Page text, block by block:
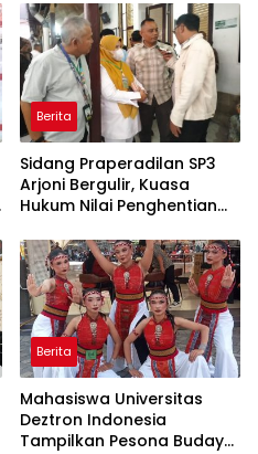
Berita
Sidang Praperadilan SP3
Arjoni Bergulir, Kuasa
Hukum Nilai Penghentian
Berita
Mahasiswa Universitas
Deztron Indonesia
Tampilkan Pesona Budaya